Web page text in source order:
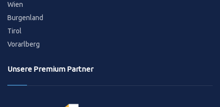
Wien
Burgenland
Tirol
Vorarlberg
Unsere Premium Partner